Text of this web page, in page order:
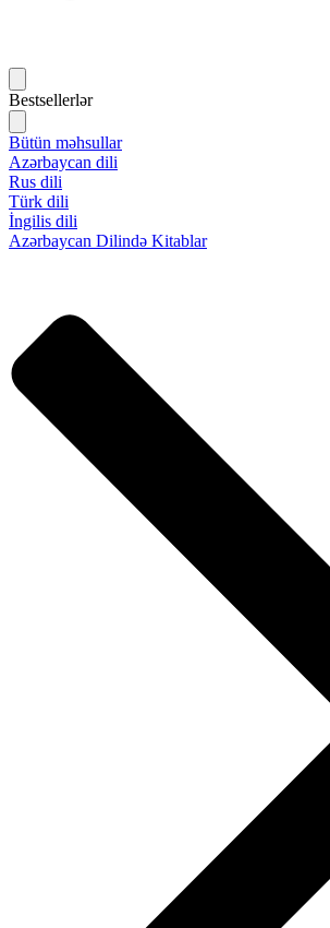
Bestsellerlər
Bütün məhsullar
Azərbaycan dili
Rus dili
Türk dili
İngilis dili
Azərbaycan Dilində Kitablar